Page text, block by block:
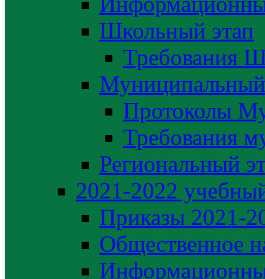
Школьный этап
Требования
Муниципальный
Протоколы
Требования
Региональный
2021-2022
Приказы 2021-
Общественное